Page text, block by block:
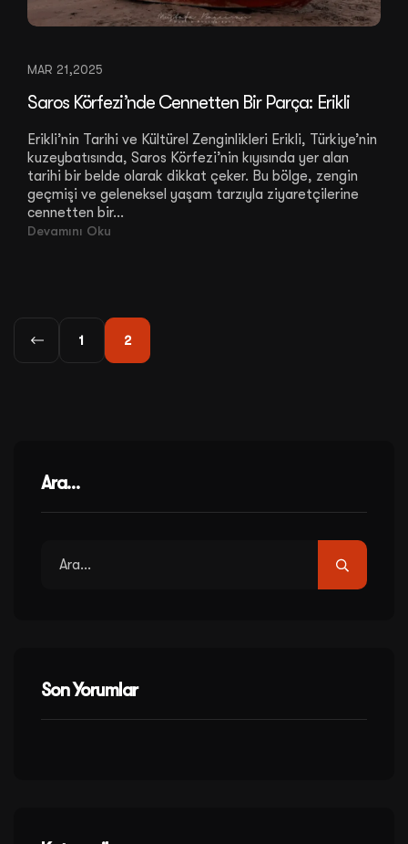
MAR 21,2025
Saros Körfezi’nde Cennetten Bir Parça: Erikli
Erikli’nin Tarihi ve Kültürel Zenginlikleri Erikli, Türkiye’nin
kuzeybatısında, Saros Körfezi’nin kıyısında yer alan
tarihi bir belde olarak dikkat çeker. Bu bölge, zengin
geçmişi ve geleneksel yaşam tarzıyla ziyaretçilerine
cennetten bir...
Devamını Oku
1 2
Ara…
Son Yorumlar